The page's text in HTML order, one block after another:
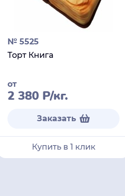
№ 5525
Торт Книга
от
2 380 Р/кг.
Заказать
Купить в 1 клик